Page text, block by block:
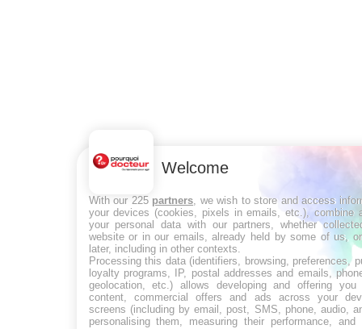
Welcome
With our 225 partners , we wish to store and access
your devices (cookies, pixels in emails, etc.), combine
your personal data with our partners, whether
website or in our emails, already held by some of us,
later, including in other contexts.
Processing this data (identifiers, browsing, preferences,
loyalty programs, IP, postal addresses and emails,
geolocation, etc.) allows developing and offering you
content, commercial offers and ads across your
screens (including by email, post, SMS, phone, audio,
personalising them, measuring their performance, and